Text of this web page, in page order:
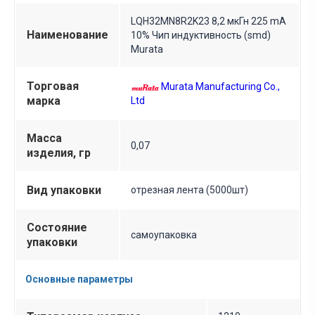
Наименование
LQH32MN8R2K23 8,2 мкГн 225 mА
10% Чип индуктивность (smd)
Murata
Торговая
марка
Murata Manufacturing Co.,
Ltd
Масса
изделия, гр
0,07
Вид упаковки отрезная лента (5000шт)
Состояние
упаковки
самоупаковка
Основные параметры